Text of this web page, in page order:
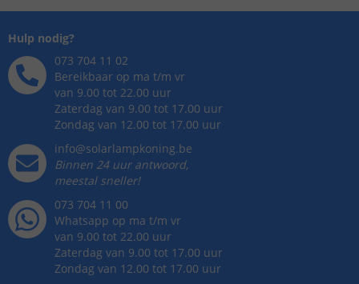
Hulp nodig?
073 704 11 02
Bereikbaar op ma t/m vr
van 9.00 tot 22.00 uur
Zaterdag van 9.00 tot 17.00 uur
Zondag van 12.00 tot 17.00 uur
info@solarlampkoning.be
Binnen 24 uur antwoord,
meestal sneller!
073 704 11 00
Whatsapp op ma t/m vr
van 9.00 tot 22.00 uur
Zaterdag van 9.00 tot 17.00 uur
Zondag van 12.00 tot 17.00 uur